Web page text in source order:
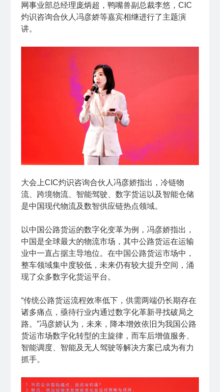
网事业部总经理庞炳超，鸭嘴兽副总裁李悠，CIC
灼识咨询合伙人冯彦娇等嘉宾相继进行了主题演
讲。
大会上CIC灼识咨询合伙人冯彦娇指出，冷链物
流、跨境物流、智能驾驶、数字货运以及智能仓储
是中国现代物流及数智供应链热点领域。
以中国公路货运的数字化变革为例，冯彦娇指出，
中国是全球最大的物流市场，其中公路货运在运输
业中一直占据主导地位。在中国公路货运市场中，
整车领域集中度较低，未来仍有较大提升空间，涌
现了众多数字化货运平台。
“传统公路货运流程效率低下，供需两端仍长期存在
诸多痛点，亟待行业内通过数字化革新寻找破局之
路。”冯彦娇认为，未来，降本增效依旧为我国公路
货运市场数字化转型的主旋律，而车后增值服务、
智能调度、智能及无人驾驶等解决方案已成为有力
抓手。